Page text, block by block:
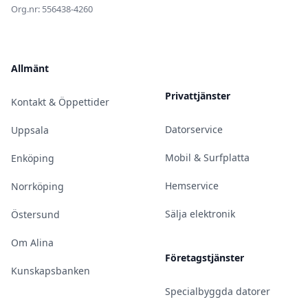
Org.nr: 556438-4260
Allmänt
Kontakt & Öppettider
Uppsala
Enköping
Norrköping
Östersund
Om Alina
Kunskapsbanken
Privattjänster
Datorservice
Mobil & Surfplatta
Hemservice
Sälja elektronik
Företagstjänster
Specialbyggda datorer